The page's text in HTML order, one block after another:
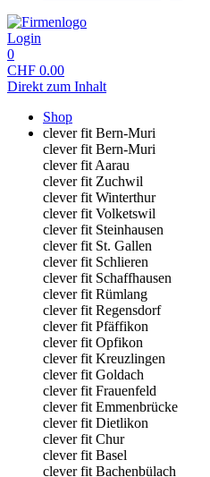
Login
0
CHF 0.00
Direkt zum Inhalt
Shop
clever fit Bern-Muri
clever fit Bern-Muri
clever fit Aarau
clever fit Zuchwil
clever fit Winterthur
clever fit Volketswil
clever fit Steinhausen
clever fit St. Gallen
clever fit Schlieren
clever fit Schaffhausen
clever fit Rümlang
clever fit Regensdorf
clever fit Pfäffikon
clever fit Opfikon
clever fit Kreuzlingen
clever fit Goldach
clever fit Frauenfeld
clever fit Emmenbrücke
clever fit Dietlikon
clever fit Chur
clever fit Basel
clever fit Bachenbülach